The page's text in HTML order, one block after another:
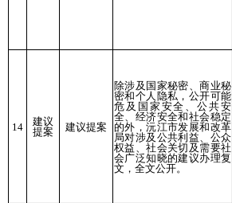
14
建议
提案
建议提案
除涉及国家秘密、商业秘
密和个人隐私，公开可能
危及国家安全、公共安
全、经济安全和社会稳定
的外，沅江市发展和改革
局对涉及公共利益、公众
权益、社会关切及需要社
会广泛知晓的建议办理复
文，全文公开。